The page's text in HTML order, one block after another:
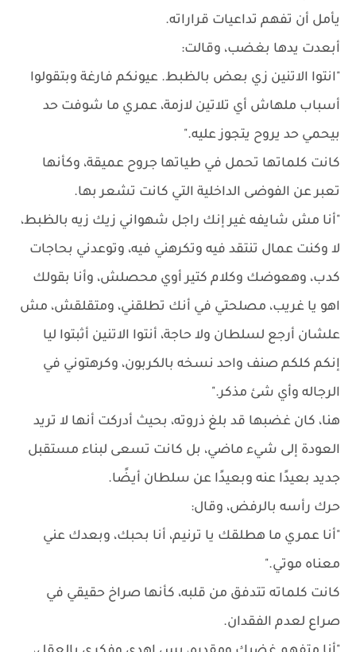
يأمل أن تفهم تداعيات قراراته.
أبعدت يدها بغضب، وقالت:
"انتوا الاتنين زي بعض بالظبط. عيونكم فارغة وبتقولوا
أسباب ملهاش أي تلاتين لازمة، عمري ما شوفت حد
بيحمي حد يروح يتجوز عليه."
كانت كلماتها تحمل في طياتها جروح عميقة، وكأنها
تعبر عن الفوضى الداخلية التي كانت تشعر بها.
"أنا مش شايفه غير إنك راجل شهواني زيك زيه بالظبط،
لا وكنت عمال تنتقد فيه وتكرهني فيه، وتوعدني بحاجات
كدب، وهعوضك وكلام كتير أوي محصلش، وأنا بقولك
اهو يا غريب، مصلحتي في أنك تطلقني، ومتقلقش، مش
علشان أرجع لسلطان ولا حاجة، أنتوا الاتنين أثبتوا ليا
إنكم كلكم صنف واحد نسخه بالكربون، وكرهتوني في
الرجاله وأي شئ مذكر."
هنا، كان غضبها قد بلغ ذروته، بحيث أدركت أنها لا تريد
العودة إلى شيء ماضي، بل كانت تسعى لبناء مستقبل
جديد بعيدًا عنه وبعيدًا عن سلطان أيضًا.
حرك رأسه بالرفض، وقال:
"أنا عمري ما هطلقك يا ترنيم، أنا بحبك، وبعدك عني
معناه موتي."
كانت كلماته تتدفق من قلبه، كأنها صراخ حقيقي في
صراع لعدم الفقدان.